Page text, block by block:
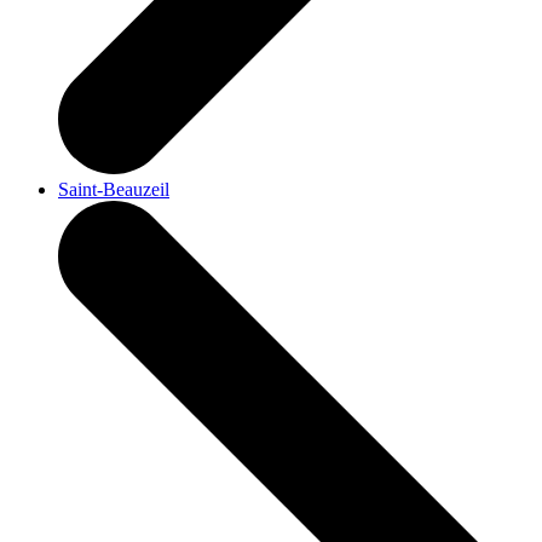
Saint-Beauzeil